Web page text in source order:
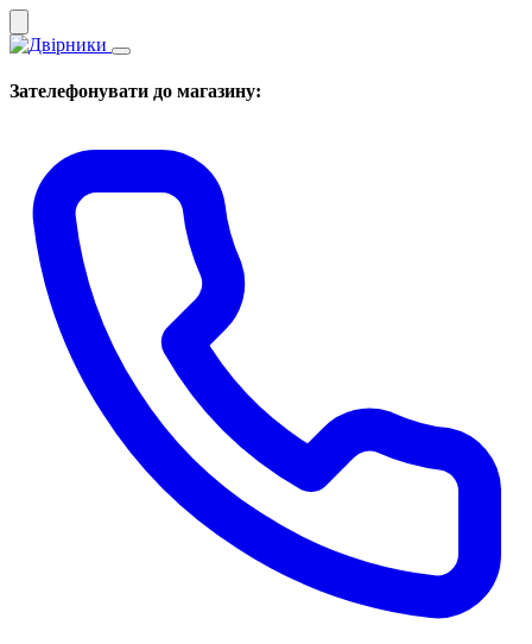
Зателефонувати до магазину: